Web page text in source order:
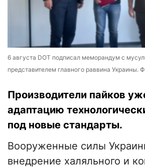
6 августа DOT подписал меморандум с
представителем главного раввина Украины.
Производители пайков
адаптацию
под новые стандарты.
Вооруженные силы
внедрение халяльного и